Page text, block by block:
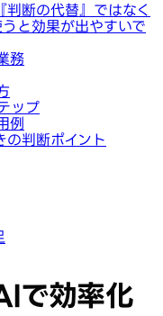
断の代替』ではなく
と効果が出やすいで
務
ップ
例
の判断ポイント
で効率化